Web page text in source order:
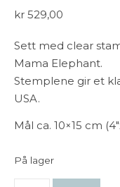
kr 529,00
Sett med clear
Mama Elephant.
Stemplene gir et
USA.
Mål ca. 10×15 cm
På lager